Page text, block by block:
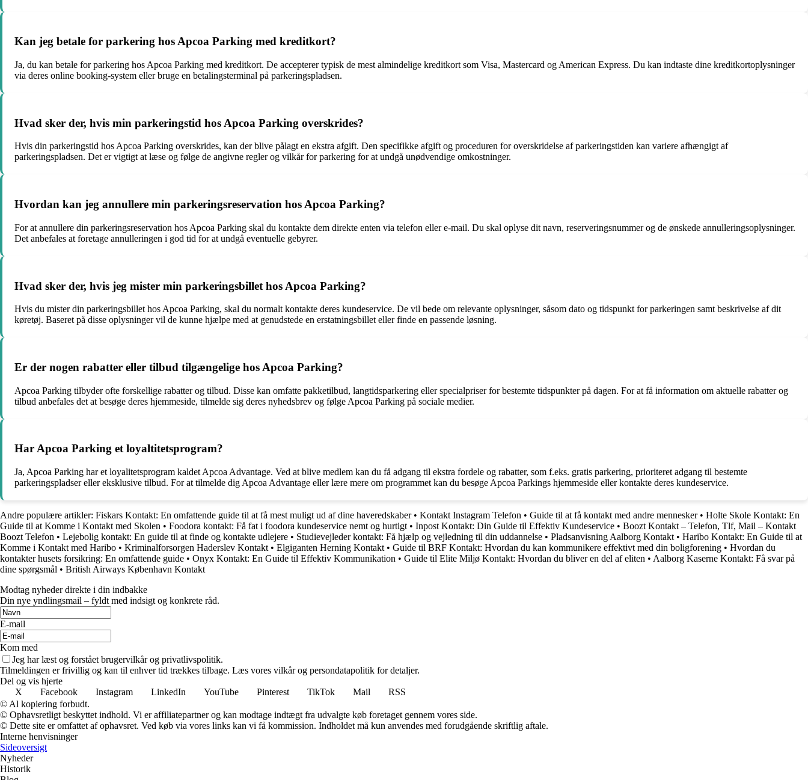
Kan jeg betale for parkering hos Apcoa Parking med kreditkort?
Ja, du kan betale for parkering hos Apcoa Parking med kreditkort. De accepterer typisk de mest almindelige kreditkort som Visa, Mastercard og American Express. Du kan indtaste dine kreditkortoplysninger
via deres online booking-system eller bruge en betalingsterminal på parkeringspladsen.
Hvad sker der, hvis min parkeringstid hos Apcoa Parking overskrides?
Hvis din parkeringstid hos Apcoa Parking overskrides, kan der blive pålagt en ekstra afgift. Den specifikke afgift og proceduren for overskridelse af parkeringstiden kan variere afhængigt af
parkeringspladsen. Det er vigtigt at læse og følge de angivne regler og vilkår for parkering for at undgå unødvendige omkostninger.
Hvordan kan jeg annullere min parkeringsreservation hos Apcoa Parking?
For at annullere din parkeringsreservation hos Apcoa Parking skal du kontakte dem direkte enten via telefon eller e-mail. Du skal oplyse dit navn, reserveringsnummer og de ønskede annulleringsoplysninger.
Det anbefales at foretage annulleringen i god tid for at undgå eventuelle gebyrer.
Hvad sker der, hvis jeg mister min parkeringsbillet hos Apcoa Parking?
Hvis du mister din parkeringsbillet hos Apcoa Parking, skal du normalt kontakte deres kundeservice. De vil bede om relevante oplysninger, såsom dato og tidspunkt for parkeringen samt beskrivelse af dit
køretøj. Baseret på disse oplysninger vil de kunne hjælpe med at genudstede en erstatningsbillet eller finde en passende løsning.
Er der nogen rabatter eller tilbud tilgængelige hos Apcoa Parking?
Apcoa Parking tilbyder ofte forskellige rabatter og tilbud. Disse kan omfatte pakketilbud, langtidsparkering eller specialpriser for bestemte tidspunkter på dagen. For at få information om aktuelle rabatter og
tilbud anbefales det at besøge deres hjemmeside, tilmelde sig deres nyhedsbrev og følge Apcoa Parking på sociale medier.
Har Apcoa Parking et loyaltitetsprogram?
Ja, Apcoa Parking har et loyalitetsprogram kaldet Apcoa Advantage. Ved at blive medlem kan du få adgang til ekstra fordele og rabatter, som f.eks. gratis parkering, prioriteret adgang til bestemte
parkeringspladser eller eksklusive tilbud. For at tilmelde dig Apcoa Advantage eller lære mere om programmet kan du besøge Apcoa Parkings hjemmeside eller kontakte deres kundeservice.
Andre populære artikler: Fiskars Kontakt: En omfattende guide til at få mest muligt ud af dine haveredskaber• Kontakt Instagram Telefon • Guide til at få kontakt med andre mennesker• Holte Skole Kontakt: En
Guide til at Komme i Kontakt med Skolen • Foodora kontakt: Få fat i foodora kundeservice nemt og hurtigt • Inpost Kontakt: Din Guide til Effektiv Kundeservice • Boozt Kontakt – Telefon, Tlf, Mail – Kontakt
Boozt Telefon • Lejebolig kontakt: En guide til at finde og kontakte udlejere • Studievejleder kontakt: Få hjælp og vejledning til din uddannelse • Pladsanvisning Aalborg Kontakt • Haribo Kontakt: En Guide til at
Komme i Kontakt med Haribo • Kriminalforsorgen Haderslev Kontakt • Elgiganten Herning Kontakt • Guide til BRF Kontakt: Hvordan du kan kommunikere effektivt med din boligforening • Hvordan du
kontakter husets forsikring: En omfattende guide • Onyx Kontakt: En Guide til Effektiv Kommunikation • Guide til Elite Miljø Kontakt: Hvordan du bliver en del af eliten • Aalborg Kaserne Kontakt: Få svar på
dine spørgsmål • British Airways København Kontakt
Modtag nyheder direkte i din indbakke
Din nye yndlingsmail – fyldt med indsigt og konkrete råd.
E-mail
Kom med
Jeg har læst og forstået brugervilkår og privatlivspolitik.
Tilmeldingen er frivillig og kan til enhver tid trækkes tilbage. Læs vores vilkår og persondatapolitik for detaljer.
Del og vis hjerte
X
Facebook Instagram LinkedIn YouTube Pinterest TikTok Mail
RSS
© Al kopiering forbudt.
© Ophavsretligt beskyttet indhold. Vi er affiliatepartner og kan modtage indtægt fra udvalgte køb foretaget gennem vores side.
© Dette site er omfattet af ophavsret. Ved køb via vores links kan vi få kommission. Indholdet må kun anvendes med forudgående skriftlig aftale.
Interne henvisninger
Sideoversigt
Nyheder
Historik